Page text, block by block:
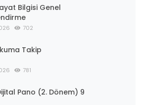
Bilgisi Genel
702
Takip
781
Pano (2. Dönem) 9